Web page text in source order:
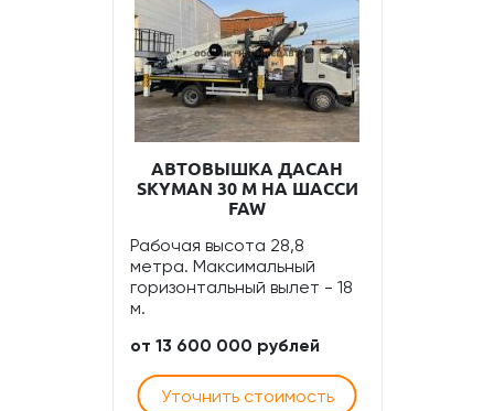
АВТОВЫШКА ДАСАН
SKYMAN 30 М НА ШАССИ
FAW
Рабочая высота 28,8
метра. Максимальный
горизонтальный вылет - 18
м.
от 13 600 000 рублей
Уточнить стоимость